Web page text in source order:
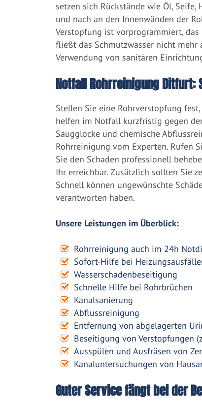
setzen sich Rückstände wie Öl, Seife,
und nach an den Innenwänden der
Verstopfung ist vorprogrammiert, das
fließt das Schmutzwasser nicht
Verwendung von sanitären
Notfall Rohrreinigung Ditfurt:
Stellen Sie eine Rohrverstopfung
helfen im Notfall kurzfristig gegen
Saugglocke und chemische
Rohrreinigung vom Experten. Rufen
Sie den Schaden professionell
Ihr erreichbar. Zusätzlich sollten Sie
Schnell können ungewünschte
verantworten haben.
Unsere Leistungen im Überblick:
Rohrreinigung auch im 24h
Sofort-Hilfe bei
Wasserschadenbeseitigung
Schnelle Hilfe bei Rohrbrüchen
Kanalsanierung
Abflussreinigung
Entfernung von abgelagerten
Beseitigung von Verstopfungen
Ausspülen und Ausfräsen von
Kanaluntersuchungen von
Guter Service fängt bei der